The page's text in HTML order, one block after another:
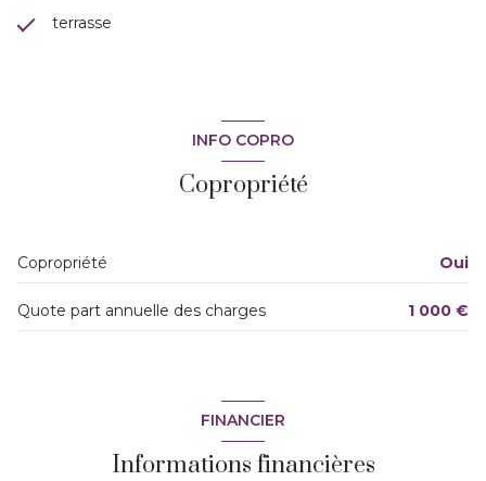
terrasse
INFO COPRO
Copropriété
Copropriété Oui
Quote part annuelle des charges 1 000 €
FINANCIER
Informations financières